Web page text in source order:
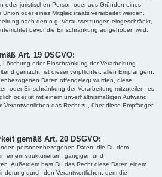
oder juristischen Person oder aus Gründen eines
oder eines Mitgliedstaats verarbeitet werden.
nach den o.g. Voraussetzungen eingeschränkt,
bevor die Einschränkung aufgehoben wird.
Art. 19 DSGVO:
oder Einschränkung der Verarbeitung
gemacht, ist dieser verpflichtet, allen Empfängern,
Daten offengelegt wurden, diese
oder Einschränkung der Verarbeitung mitzuteilen, es
oder ist mit einem unverhältnismäßigen Aufwand
Verantwortlichen das Recht zu, über diese Empfänger
gemäß Art. 20 DSGVO:
personenbezogenen Daten, die Du dem
einem strukturierten, gängigen und
Außerdem hast Du das Recht diese Daten einem
durch den Verantwortlichen, dem die